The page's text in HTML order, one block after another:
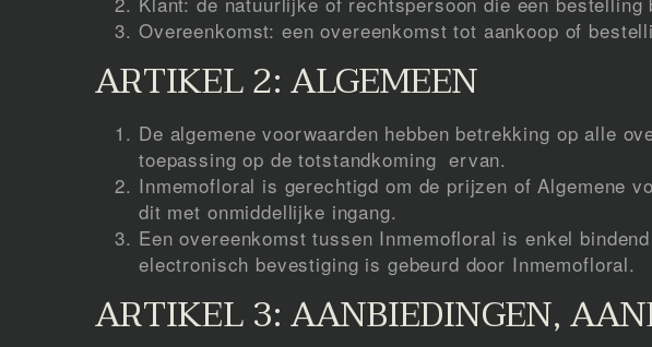
Overeenkomst: een overeenkomst tot aankoop of
ARTIKEL 2: ALGEMEEN
De algemene voorwaarden hebben betrekking op alle
toepassing op de totstandkoming ervan.
Inmemofloral is gerechtigd om de prijzen of Algemene
dit met onmiddellijke ingang.
Een overeenkomst tussen Inmemofloral is enkel
electronisch bevestiging is gebeurd door Inmemofloral.
ARTIKEL 3: AANBIEDINGEN,